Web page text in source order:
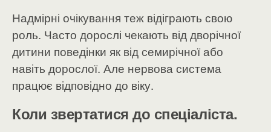
Надмірні очікування теж відіграють свою
роль. Часто дорослі чекають від дворічної
дитини поведінки як від семирічної або
навіть дорослої. Але нервова система
працює відповідно до віку.
Коли звертатися до спеціаліста.